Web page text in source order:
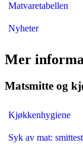
Matvaretabellen
Nyheter
Mer
Matsmitte og
Kjøkkenhygiene
Syk av mat: